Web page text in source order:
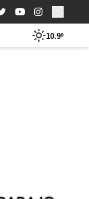
Buscar:
10.9º